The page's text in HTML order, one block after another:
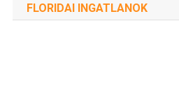
FLORIDAI INGATLANOK